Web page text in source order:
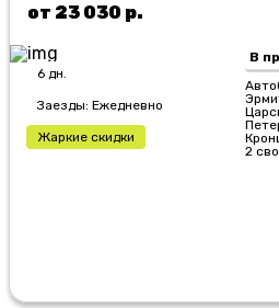
от 23 030 р.
6 дн.
Заезды: Ежедневно
Жаркие скидки
В
2